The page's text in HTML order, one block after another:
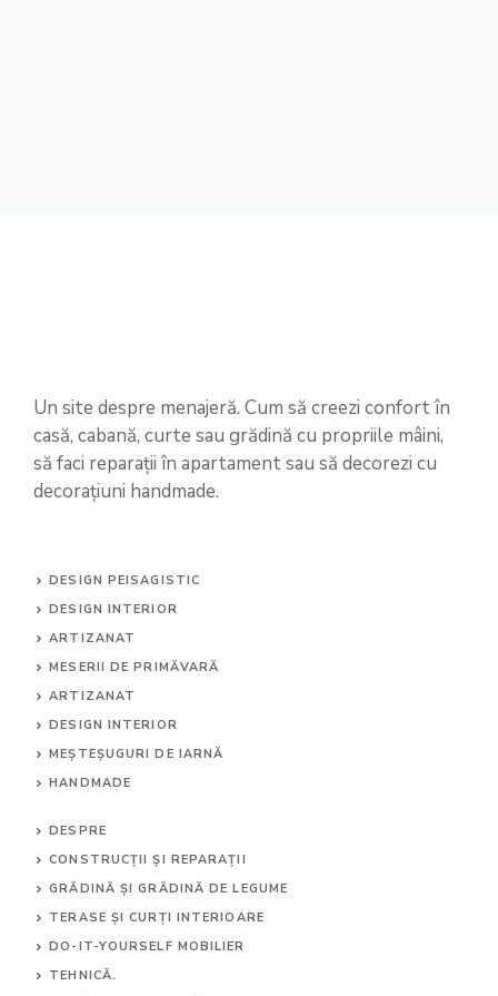
Un site despre menajeră. Cum să creezi confort în
casă, cabană, curte sau grădină cu propriile mâini,
să faci reparații în apartament sau să decorezi cu
decorațiuni handmade.
DESIGN PEISAGISTIC
DESIGN INTERIOR
ARTIZANAT
MESERII DE PRIMĂVARĂ
ARTIZANAT
DESIGN INTERIOR
MEȘTEȘUGURI DE IARNĂ
HANDMADE
DESPRE
CONSTRUCȚII ȘI REPARAȚII
GRĂDINĂ ȘI GRĂDINĂ DE LEGUME
TERASE ȘI CURȚI INTERIOARE
DO-IT-YOURSELF MOBILIER
TEHNICĂ.